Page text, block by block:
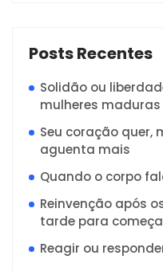
Posts Recentes
Solidão ou
mulheres maduras
Seu coração quer,
aguenta mais
Quando o corpo
Reinvenção após
tarde para
Reagir ou